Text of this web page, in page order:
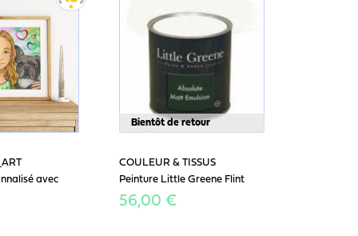
avec
Bientôt de retour
COULEUR & TISSUS
Peinture Little Greene Flint
56,00 €